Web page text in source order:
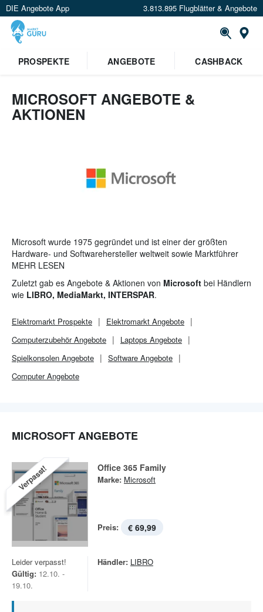
DIE Angebote App 3.813.895 Flugblätter & Angebote
PROSPEKTE ANGEBOTE CASHBACK
MICROSOFT ANGEBOTE &
AKTIONEN
Microsoft wurde 1975 gegründet und ist einer der größten
Hardware- und Softwarehersteller weltweit sowie Marktführer
bei Betriebssystemen und Office-Software. Das Unternehmen
war mit seinen Computern sowie dem Betriebssystem Windows
maßgeblich beteiligt an der Verbreitung der Personal Computer.
MEHR LESEN
Zuletzt gab es Angebote & Aktionen von Microsoft bei Händlern
wie LIBRO, MediaMarkt, INTERSPAR.
Elektromarkt Prospekte Elektromarkt Angebote
Computerzubehör Angebote
Laptops Angebote
Spielkonsolen Angebote
Software Angebote
Computer Angebote
MICROSOFT ANGEBOTE
Verpasst! Office 365 Family
Marke: Microsoft
Preis: € 69,99
Leider verpasst!
Gültig: 12.10. -
19.10.
Händler: LIBRO